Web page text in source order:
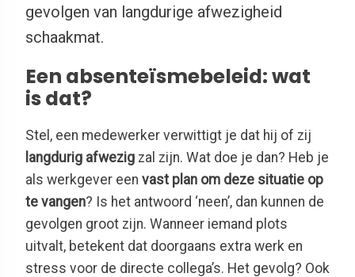
gevolgen van langdurige afwezigheid
schaakmat.
Een absenteïsmebeleid: wat
is dat?
Stel, een medewerker verwittigt je dat hij of zij
langdurig afwezig zal zijn. Wat doe je dan? Heb je
als werkgever een vast plan om deze situatie op
te vangen? Is het antwoord ‘neen’, dan kunnen de
gevolgen groot zijn. Wanneer iemand plots
uitvalt, betekent dat doorgaans extra werk en
stress voor de directe collega’s. Het gevolg? Ook